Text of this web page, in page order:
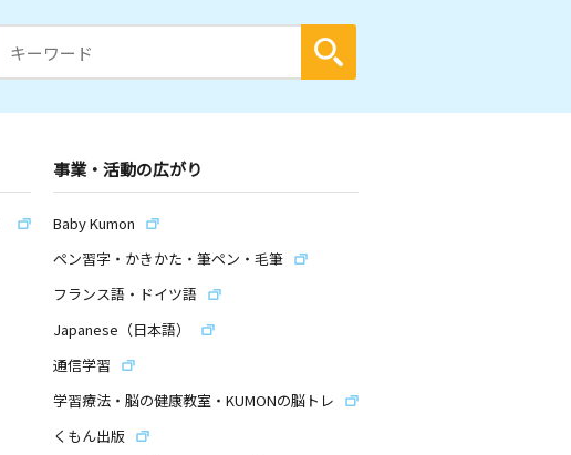
事業・活動の広がり
Baby Kumon
ペン習字・かきかた・筆ペン・毛筆
フランス語・ドイツ語
Japanese（日本語）
通信学習
学習療法・脳の健康教室・KUMONの脳トレ
くもん出版